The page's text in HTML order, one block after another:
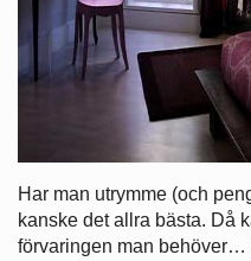
Har man utrymme (och
kanske det allra bästa. Då
förvaringen man behöver…